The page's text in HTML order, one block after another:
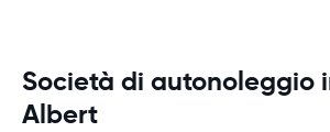
Società di autonoleggio
Albert